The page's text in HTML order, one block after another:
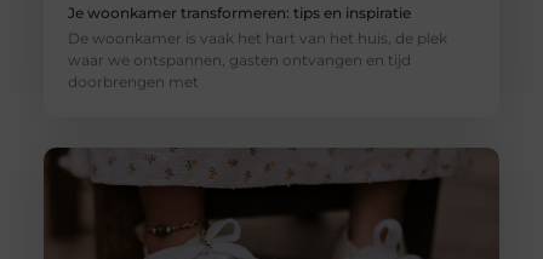
Je woonkamer transformeren: tips en inspiratie
De woonkamer is vaak het hart van het huis, de plek
waar we ontspannen, gasten ontvangen en tijd
doorbrengen met